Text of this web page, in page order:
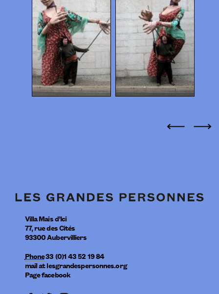
Villa Mais d’Ici
77, rue des Cités
93300Aubervilliers
Phone33 (0)1 43 52 19 84
mailatlesgrandespersonnes.org
Page facebook